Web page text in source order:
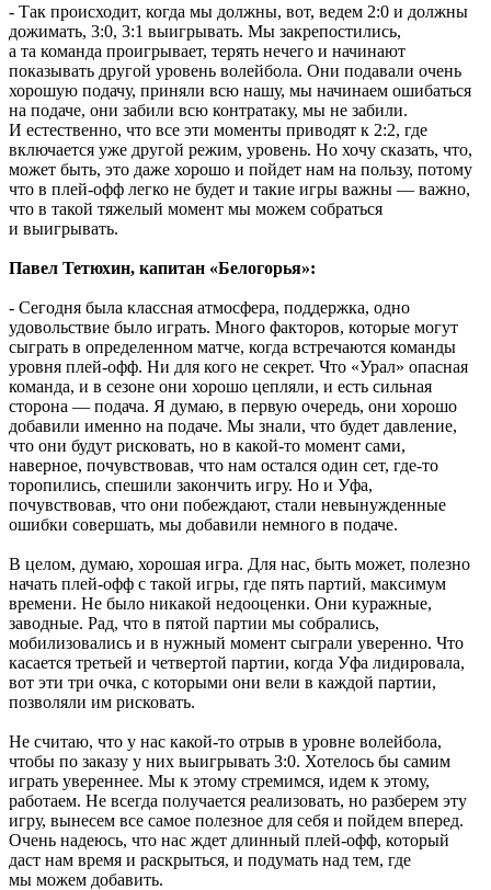
- Так происходит, когда мы должны, вот, ведем 2:0 и должны
дожимать, 3:0, 3:1 выигрывать. Мы закрепостились,
а та команда проигрывает, терять нечего и начинают
показывать другой уровень волейбола. Они подавали очень
хорошую подачу, приняли всю нашу, мы начинаем ошибаться
на подаче, они забили всю контратаку, мы не забили.
И естественно, что все эти моменты приводят к 2:2, где
включается уже другой режим, уровень. Но хочу сказать, что,
может быть, это даже хорошо и пойдет нам на пользу, потому
что в плей-офф легко не будет и такие игры важны — важно,
что в такой тяжелый момент мы можем собраться
и выигрывать.
Павел Тетюхин, капитан «Белогорья»:
- Сегодня была классная атмосфера, поддержка, одно
удовольствие было играть. Много факторов, которые могут
сыграть в определенном матче, когда встречаются команды
уровня плей-офф. Ни для кого не секрет. Что «Урал» опасная
команда, и в сезоне они хорошо цепляли, и есть сильная
сторона — подача. Я думаю, в первую очередь, они хорошо
добавили именно на подаче. Мы знали, что будет давление,
что они будут рисковать, но в какой-то момент сами,
наверное, почувствовав, что нам остался один сет, где-то
торопились, спешили закончить игру. Но и Уфа,
почувствовав, что они побеждают, стали невынужденные
ошибки совершать, мы добавили немного в подаче.
В целом, думаю, хорошая игра. Для нас, быть может, полезно
начать плей-офф с такой игры, где пять партий, максимум
времени. Не было никакой недооценки. Они куражные,
заводные. Рад, что в пятой партии мы собрались,
мобилизовались и в нужный момент сыграли уверенно. Что
касается третьей и четвертой партии, когда Уфа лидировала,
вот эти три очка, с которыми они вели в каждой партии,
позволяли им рисковать.
Не считаю, что у нас какой-то отрыв в уровне волейбола,
чтобы по заказу у них выигрывать 3:0. Хотелось бы самим
играть увереннее. Мы к этому стремимся, идем к этому,
работаем. Не всегда получается реализовать, но разберем эту
игру, вынесем все самое полезное для себя и пойдем вперед.
Очень надеюсь, что нас ждет длинный плей-офф, который
даст нам время и раскрыться, и подумать над тем, где
мы можем добавить.